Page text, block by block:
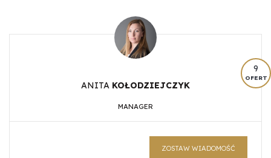
9
OFERT
ANITA KOŁODZIEJCZYK
MANAGER
ZOSTAW WIADOMOŚĆ